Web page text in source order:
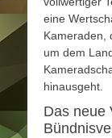
eine
Kameraden,
um dem
hinausgeht.
Das neue